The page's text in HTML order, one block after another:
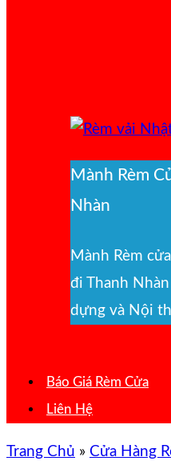
Mành Rèm
Nhàn
Mành Rèm
đi Thanh
dựng và Nội
Báo Giá Rèm Cửa
Liên Hệ
Trang Chủ » Cửa Hàng